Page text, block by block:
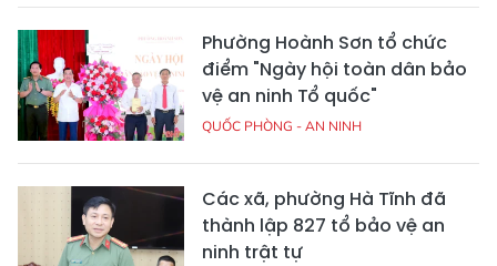
Phường Hoành Sơn tổ chức
điểm "Ngày hội toàn dân bảo
vệ an ninh Tổ quốc"
QUỐC PHÒNG - AN NINH
Các xã, phường Hà Tĩnh đã
thành lập 827 tổ bảo vệ an
ninh trật tự